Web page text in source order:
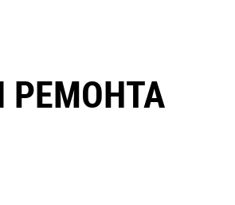
РЕМОНТА